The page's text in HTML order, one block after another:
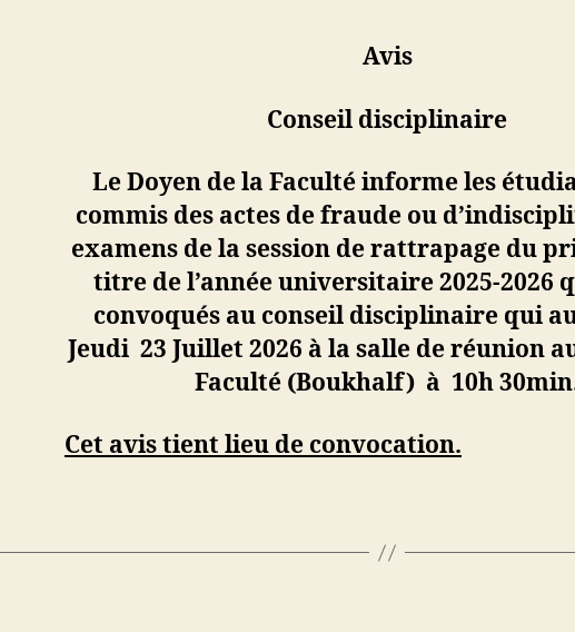
Avis
Conseil disciplinaire
Le Doyen de la Faculté informeles
commis des actes de fraude ou
examens de la session de rattrapage du
titre de l’année universitaire 2025-2026
convoqués au conseil disciplinaire qui
Jeudi 23 Juillet 2026 à la salle de réunion
Faculté (Boukhalf) à 10h
Cet avis tient lieu de convocation.